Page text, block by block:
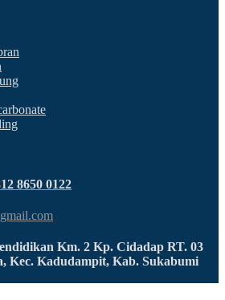
8650 0122
Km. 2 Kp. Cidadap RT. 03
Kec. Kadudampit, Kab. Sukabumi